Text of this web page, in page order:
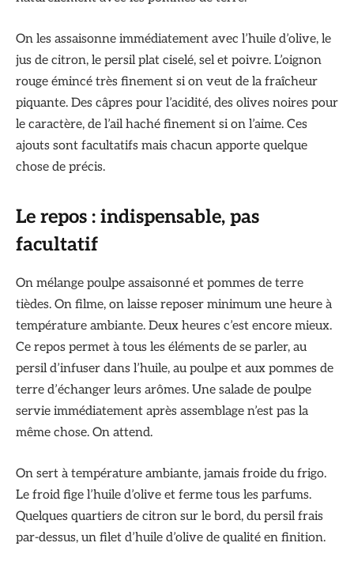
On les assaisonne immédiatement avec l’huile d’olive, le
jus de citron, le persil plat ciselé, sel et poivre. L’oignon
rouge émincé très finement si on veut de la fraîcheur
piquante. Des câpres pour l’acidité, des olives noires pour
le caractère, de l’ail haché finement si on l’aime. Ces
ajouts sont facultatifs mais chacun apporte quelque
chose de précis.
Le repos : indispensable, pas
facultatif
On mélange poulpe assaisonné et pommes de terre
tièdes. On filme, on laisse reposer minimum une heure à
température ambiante. Deux heures c’est encore mieux.
Ce repos permet à tous les éléments de se parler, au
persil d’infuser dans l’huile, au poulpe et aux pommes de
terre d’échanger leurs arômes. Une salade de poulpe
servie immédiatement après assemblage n’est pas la
même chose. On attend.
On sert à température ambiante, jamais froide du frigo.
Le froid fige l’huile d’olive et ferme tous les parfums.
Quelques quartiers de citron sur le bord, du persil frais
par-dessus, un filet d’huile d’olive de qualité en finition.